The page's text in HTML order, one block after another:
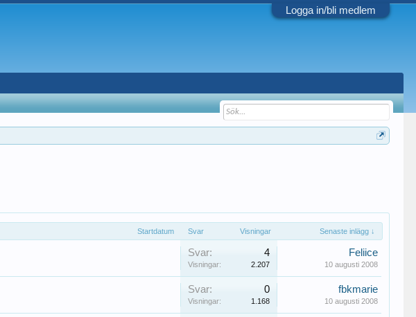
Logga in/bli medlem
Startdatum Svar Visningar Senaste inlägg ↓
Svar: 4
Visningar: 2.207
Feliice
10 augusti 2008
Svar: 0
Visningar: 1.168
fbkmarie
10 augusti 2008